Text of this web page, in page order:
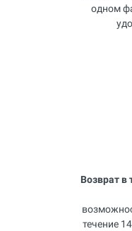
одном
Возврат в
течение